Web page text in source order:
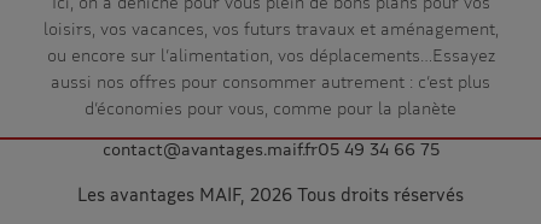
loisirs, vos vacances, vos futurs travaux et aménagement,
ou encore sur l’alimentation, vos déplacements…Essayez
aussi nos offres pour consommer autrement : c’est plus
d’économies pour vous, comme pour la planète
contact@avantages.maif.fr05 49 34 66 75
Les avantages MAIF, 2026 Tous droits réservés